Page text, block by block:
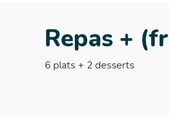
Repas +
6 plats + 2 desserts